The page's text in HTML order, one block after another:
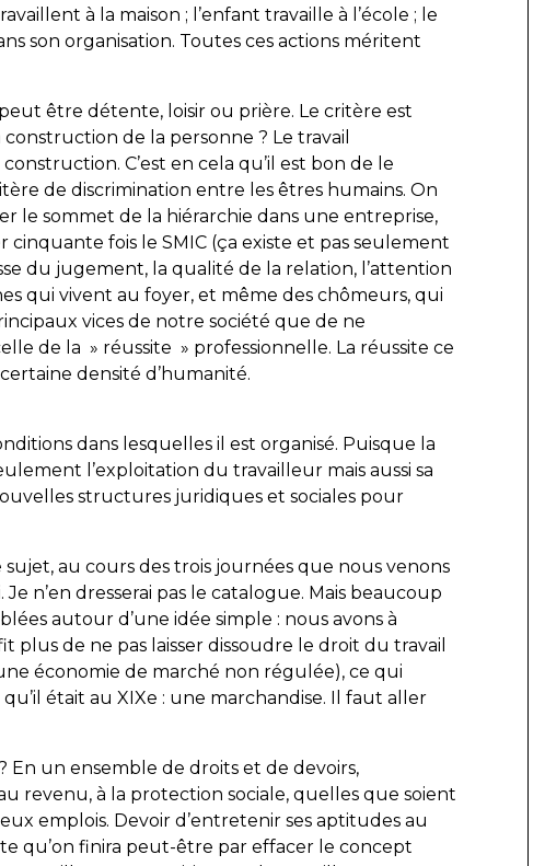
à la maison ; l’enfant travaille à l’école ; le
son organisation. Toutes ces actions méritent
être détente, loisir ou prière. Le critère est
de la personne ? Le travail
C’est en cela qu’il est bon de le
de discrimination entre les êtres humains. On
le sommet de la hiérarchie dans une entreprise,
fois le SMIC (ça existe et pas seulement
du jugement, la qualité de la relation, l’attention
qui vivent au foyer, et même des chômeurs, qui
vices de notre société que de ne
de la » réussite » professionnelle. La réussite ce
densité d’humanité.
dans lesquelles il est organisé. Puisque la
l’exploitation du travailleur mais aussi sa
structures juridiques et sociales pour
au cours des trois journées que nous venons
n’en dresserai pas le catalogue. Mais beaucoup
autour d’une idée simple : nous avons à
de ne pas laisser dissoudre le droit du travail
économie de marché non régulée), ce qui
était au XIXe : une marchandise. Il faut aller
En un ensemble de droits et de devoirs,
revenu, à la protection sociale, quelles que soient
emplois. Devoir d’entretenir ses aptitudes au
qu’on finira peut-être par effacer le concept